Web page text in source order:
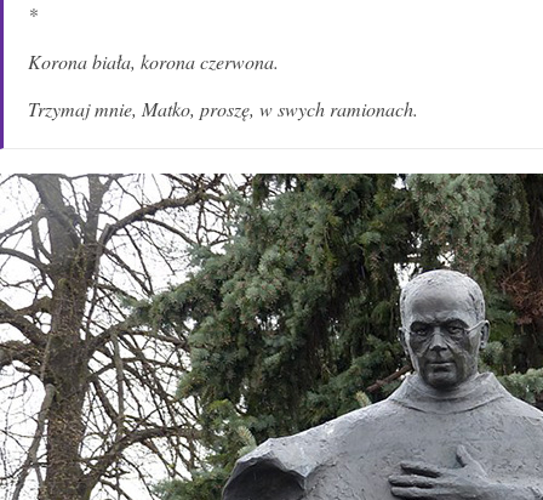
*
Korona biała, korona czerwona.
Trzymaj mnie, Matko, proszę, w swych ramionach.